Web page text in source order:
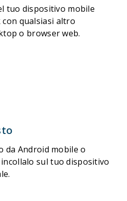
tuo dispositivo mobile
qualsiasi altro
o browser web.
da Android mobile o
sul tuo dispositivo